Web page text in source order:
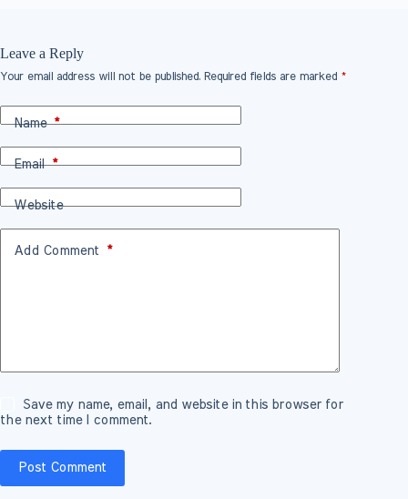
Leave a Reply
Your email address will not be published. Required fields are marked *
Name*
Email*
Website
Add Comment *
Save my name, email, and website in this browser for
the next time I comment.
Post Comment